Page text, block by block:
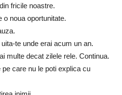
fricile noastre.
o noua oportunitate.
te unde erai acum un an.
multe decat zilele rele. Continua.
care nu le poti explica cu